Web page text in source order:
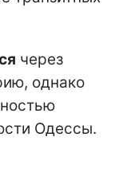
через
однако
Одессы.